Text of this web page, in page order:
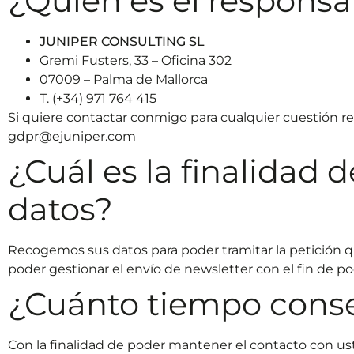
JUNIPER CONSULTING SL
Gremi Fusters, 33 – Oficina 302
07009 – Palma de Mallorca
T. (+34) 971 764 415
Si quiere contactar conmigo para cualquier cuestión
gdpr@ejuniper.com
¿Cuál es la finalidad
datos?
Recogemos sus datos para poder tramitar la petición
poder gestionar el envío de newsletter con el fin de
¿Cuánto tiempo
Con la finalidad de poder mantener el contacto con